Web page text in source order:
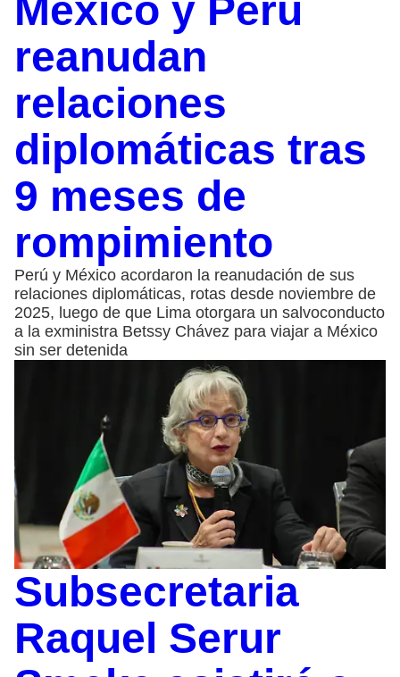
México y Perú
reanudan
relaciones
diplomáticas tras
9 meses de
rompimiento
Perú y México acordaron la reanudación de sus
relaciones diplomáticas, rotas desde noviembre de
2025, luego de que Lima otorgara un salvoconducto
a la exministra Betssy Chávez para viajar a México
sin ser detenida
Subsecretaria
Raquel Serur